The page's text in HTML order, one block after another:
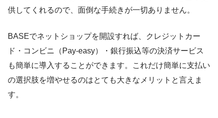
供してくれるので、面倒な手続きが一切ありません。
BASEでネットショップを開設すれば、クレジットカー
ド・コンビニ（Pay-easy）・銀行振込等の決済サービス
も簡単に導入することができます。これだけ簡単に支払い
の選択肢を増やせるのはとても大きなメリットと言えま
す。